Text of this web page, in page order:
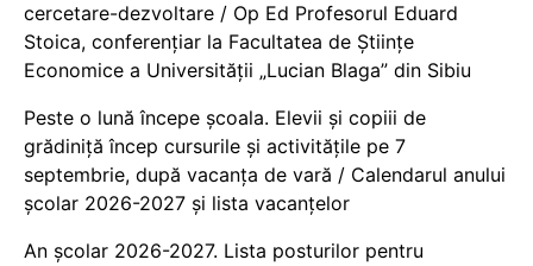
cercetare-dezvoltare / Op Ed Profesorul Eduard
Stoica, conferențiar la Facultatea de Științe
Economice a Universității „Lucian Blaga” din Sibiu
Peste o lună începe școala. Elevii și copiii de
grădiniță încep cursurile și activitățile pe 7
septembrie, după vacanța de vară / Calendarul anului
școlar 2026-2027 și lista vacanțelor
An școlar 2026-2027. Lista posturilor pentru